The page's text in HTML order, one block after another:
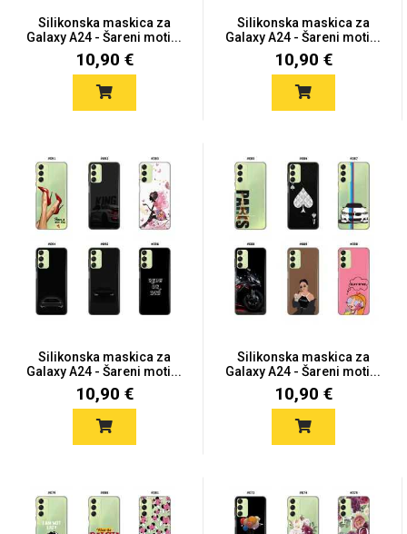
Silikonska maskica za
Galaxy A24 - Šareni moti...
10,90 €
Silikonska maskica za
Galaxy A24 - Šareni moti...
10,90 €
Silikonska maskica za
Galaxy A24 - Šareni moti...
10,90 €
Silikonska maskica za
Galaxy A24 - Šareni moti...
10,90 €